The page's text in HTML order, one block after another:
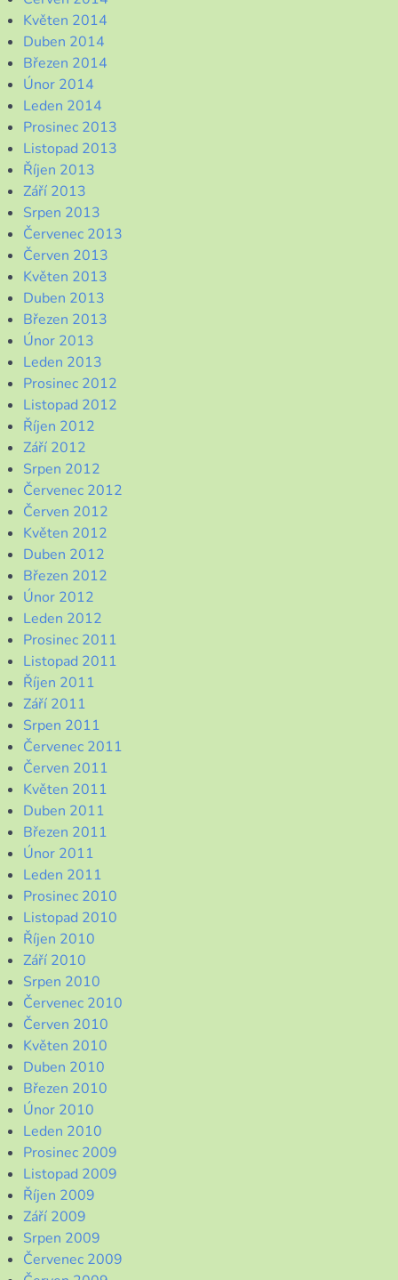
Květen 2014
Duben 2014
Březen 2014
Únor 2014
Leden 2014
Prosinec 2013
Listopad 2013
Říjen 2013
Září 2013
Srpen 2013
Červenec 2013
Červen 2013
Květen 2013
Duben 2013
Březen 2013
Únor 2013
Leden 2013
Prosinec 2012
Listopad 2012
Říjen 2012
Září 2012
Srpen 2012
Červenec 2012
Červen 2012
Květen 2012
Duben 2012
Březen 2012
Únor 2012
Leden 2012
Prosinec 2011
Listopad 2011
Říjen 2011
Září 2011
Srpen 2011
Červenec 2011
Červen 2011
Květen 2011
Duben 2011
Březen 2011
Únor 2011
Leden 2011
Prosinec 2010
Listopad 2010
Říjen 2010
Září 2010
Srpen 2010
Červenec 2010
Červen 2010
Květen 2010
Duben 2010
Březen 2010
Únor 2010
Leden 2010
Prosinec 2009
Listopad 2009
Říjen 2009
Září 2009
Srpen 2009
Červenec 2009